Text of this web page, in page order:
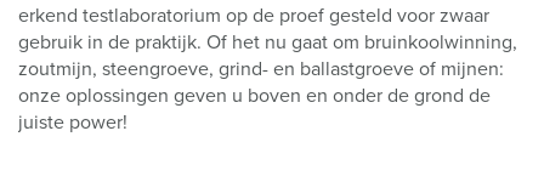
erkend testlaboratorium op de proef gesteld voor zwaar
gebruik in de praktijk. Of het nu gaat om bruinkoolwinning,
zoutmijn, steengroeve, grind- en ballastgroeve of mijnen:
onze oplossingen geven u boven en onder de grond de
juiste power!